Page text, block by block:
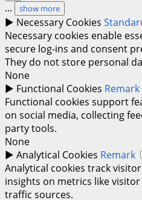
... show more
► Necessary Cookies
Necessary cookies enable
secure log-ins and consent
They do not store personal
None
► Functional Cookies Remark
Functional cookies support
on social media, collecting
party tools.
None
► Analytical Cookies Remark
Analytical cookies track
insights on metrics like
traffic sources.